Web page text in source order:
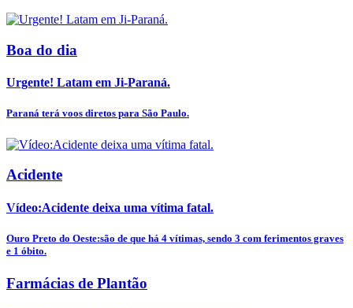
Boa do dia
Urgente! Latam em Ji-Paraná.
Paraná terá voos diretos para São Paulo.
Acidente
Vídeo:Acidente deixa uma vítima fatal.
Ouro Preto do Oeste:são de que há 4 vítimas, sendo 3 com ferimentos graves
e 1 óbito.
Farmácias de Plantão